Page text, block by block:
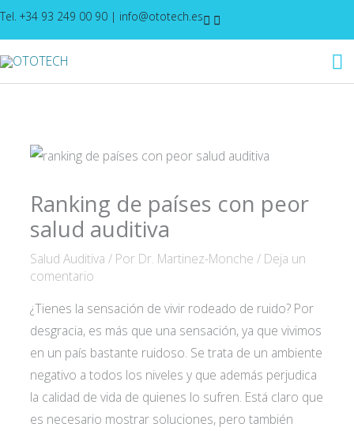
Ir
contenido
Tel. +34 93 249 00 90 | info@ototech.es
Ranking de países con peor
salud auditiva
Salud Auditiva / Por Dr. Martinez-Monche/ Deja un
comentario
¿Tienes la sensación de vivir rodeado de ruido? Por
desgracia, es más que una sensación, ya que vivimos
en un país bastante ruidoso. Se trata de un ambiente
negativo a todos los niveles y que además perjudica
la calidad de vida de quienes lo sufren. Está claro que
es necesario mostrar soluciones, pero también